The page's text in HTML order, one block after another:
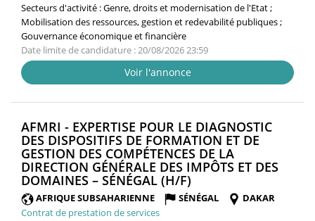
Secteurs d'activité :Genre, droits et modernisation de l'Etat ;
Mobilisation des ressources, gestion et redevabilité publiques ;
Gouvernance économique et financière
Date limite de candidature : 20/08/2026 23:59
Voir l'annonce
AFMRI - EXPERTISE POUR LE DIAGNOSTIC
DES DISPOSITIFS DE FORMATION ET DE
GESTION DES COMPÉTENCES DE LA
DIRECTION GÉNÉRALE DES IMPÔTS ET DES
DOMAINES – SÉNÉGAL (H/F)
FENÊTRE)
AFRIQUE SUBSAHARIENNE SÉNÉGAL
DAKAR
Contrat de prestation de services